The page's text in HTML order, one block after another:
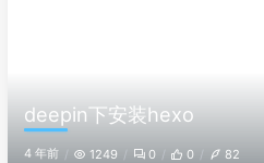
deepin下安装hexo
4 年前 1249 0 0 82